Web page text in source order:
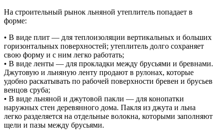
На строительный рынок льняной утеплитель попадает в
форме:
• В виде плит — для теплоизоляции вертикальных и больших
горизонтальных поверхностей; утеплитель долго сохраняет
свою форму и с ним легко работать;
• В виде ленты — для прокладки между брусьями и бревнами.
Джутовую и льняную ленту продают в рулонах, которые
удобно раскатывать по рабочей поверхности бревен и брусьев
венцов сруба;
• В виде льняной и джутовой пакли — для конопатки
наружных стен деревянного дома. Пакля из джута и льна
легко разделяется на отдельные волокна, которыми заполняют
щели и пазы между брусьями.